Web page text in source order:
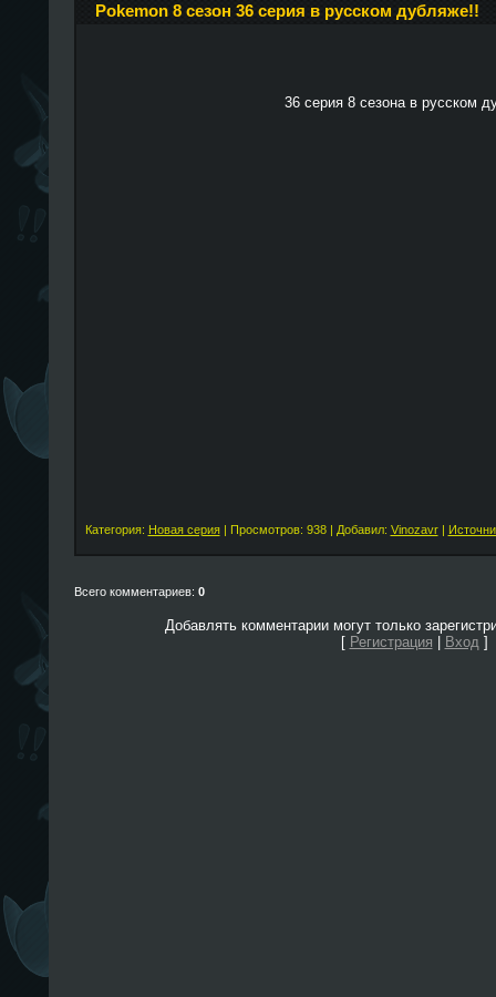
Pokemon 8 сезон 36 серия в русском дубляже!!
36 серия 8 сезона в русском
Категория: Новая серия| Просмотров: 938 | Добавил: Vinozavr|
Всего комментариев: 0
Добавлять комментарии могут только
[ Регистрация | Вход ]